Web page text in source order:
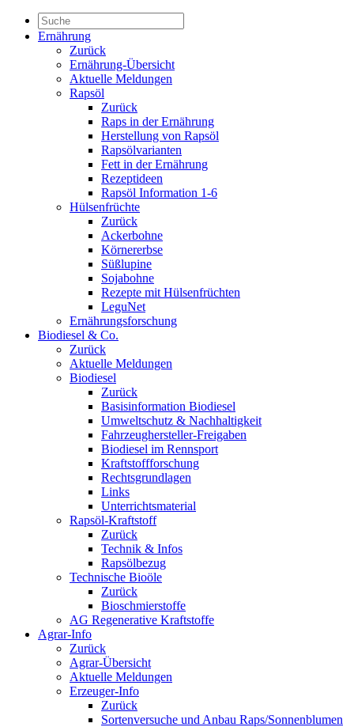
Ernährung
Zurück
Ernährung-Übersicht
Aktuelle Meldungen
Rapsöl
Zurück
Raps in der Ernährung
Herstellung von Rapsöl
Rapsölvarianten
Fett in der Ernährung
Rezeptideen
Rapsöl Information 1-6
Hülsenfrüchte
Zurück
Ackerbohne
Körnererbse
Süßlupine
Sojabohne
Rezepte mit Hülsenfrüchten
LeguNet
Ernährungsforschung
Biodiesel & Co.
Zurück
Aktuelle Meldungen
Biodiesel
Zurück
Basisinformation Biodiesel
Umweltschutz & Nachhaltigkeit
Fahrzeughersteller-Freigaben
Biodiesel im Rennsport
Kraftstoffforschung
Rechtsgrundlagen
Links
Unterrichtsmaterial
Rapsöl-Kraftstoff
Zurück
Technik & Infos
Rapsölbezug
Technische Bioöle
Zurück
Bioschmierstoffe
AG Regenerative Kraftstoffe
Agrar-Info
Zurück
Agrar-Übersicht
Aktuelle Meldungen
Erzeuger-Info
Zurück
Sortenversuche und Anbau Raps/Sonnenblumen